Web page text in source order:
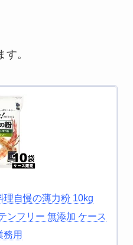
。
理自慢の薄力粉 10kg
ンフリー 無添加 ケース
務用